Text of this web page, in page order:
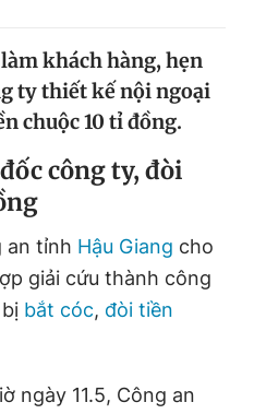
Magazine
Bạn cần biết
Liên hệ quảng cáo
khách hàng, hẹn
ty thiết kế nội ngoại
chuộc 10 tỉ đồng.
công ty, đòi
an tỉnh Hậu Giang cho
giải cứu thành công
bắt cóc, đòi tiền
ngày 11.5, Công an